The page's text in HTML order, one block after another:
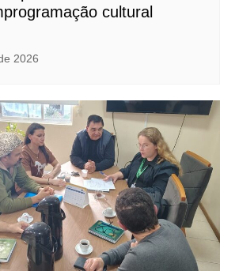
cultural
2026